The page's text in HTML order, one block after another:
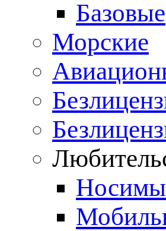
Базовые
Морские